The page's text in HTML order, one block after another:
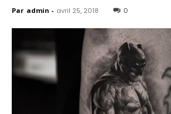
Par admin - avril 25, 2018 0